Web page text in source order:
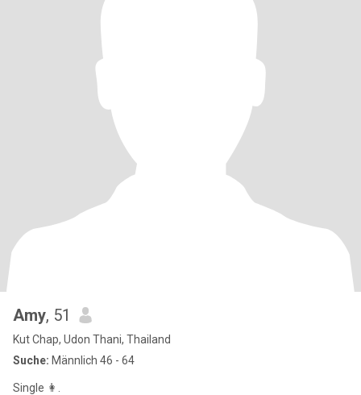
Amy, 51
Kut Chap, Udon Thani, Thailand
Suche: Männlich 46 - 64
Single 👩.